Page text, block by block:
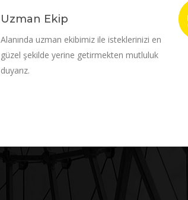
Uzman Ekip
Alanında uzman ekibimiz ile isteklerinizi en
güzel şekilde yerine getirmekten mutluluk
duyarız.